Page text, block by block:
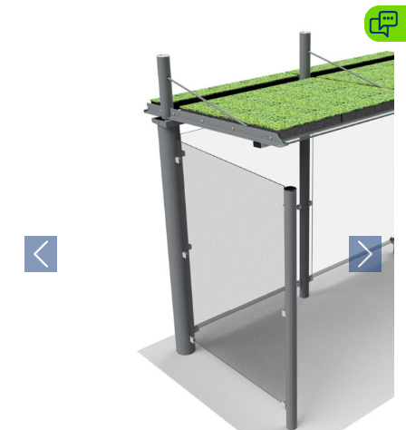
Previous Next